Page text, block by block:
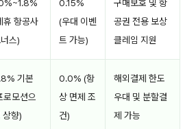
휴 항공사
스)
0.15%
(우대 이벤
트 가능)
구매보호 및 항
공권 전용 보상
클레임 지원
기본
로모션으
상향)
0.0% (항
상 면제 조
건)
해외결제 한도
우대 및 분할결
제 가능